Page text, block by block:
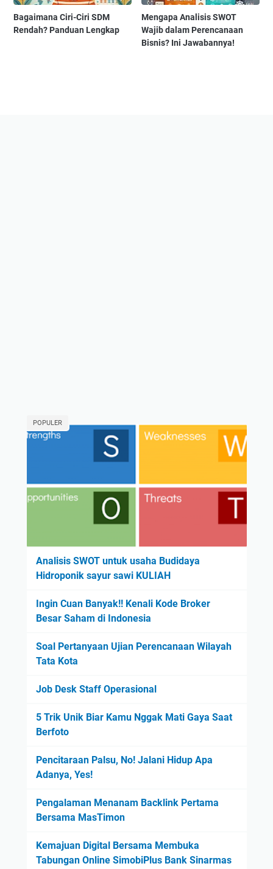
Bagaimana Ciri-Ciri SDM
Rendah? Panduan Lengkap
Mengapa Analisis SWOT
Wajib dalam Perencanaan
Bisnis? Ini Jawabannya!
POPULER
Analisis SWOT untuk usaha Budidaya
Hidroponik sayur sawi KULIAH
Ingin Cuan Banyak!! Kenali Kode Broker
Besar Saham di Indonesia
Soal Pertanyaan Ujian Perencanaan Wilayah
Tata Kota
Job Desk Staff Operasional
5 Trik Unik Biar Kamu Nggak Mati Gaya Saat
Berfoto
Pencitaraan Palsu, No! Jalani Hidup Apa
Adanya, Yes!
Pengalaman Menanam Backlink Pertama
Bersama MasTimon
Kemajuan Digital Bersama Membuka
Tabungan Online SimobiPlus Bank Sinarmas